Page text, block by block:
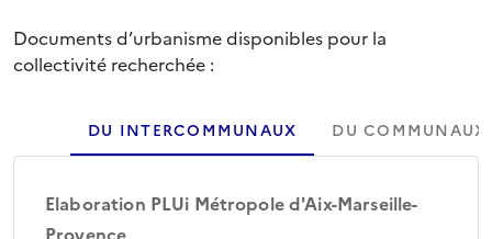
Documents d’urbanisme disponibles pour la
collectivité recherchée :
DU INTERCOMMUNAUX DU COMMUNAUX
Elaboration PLUi Métropole d'Aix-Marseille-
Provence